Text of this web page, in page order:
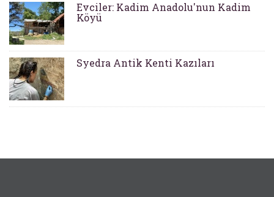
Evciler: Kadim Anadolu'nun Kadim
Köyü
Syedra Antik Kenti Kazıları